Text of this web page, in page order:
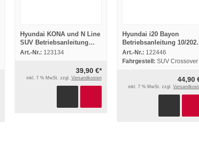
Hyundai KONA und N Line
SUV Betriebsanleitung
Bedienung 2022 Bordbuch
Art.-Nr.: 123134
39,90 €*
inkl. 7 % MwSt. zzgl. Versandkosten
Hyundai i20 Bayon
Betriebsanleitung 10/
Bedienungsanleitung
Bordbuch Deutsch
Art.-Nr.: 122446
Fahrgestell: SUV Crossover
44,90
inkl. 7 % MwSt. zzgl.